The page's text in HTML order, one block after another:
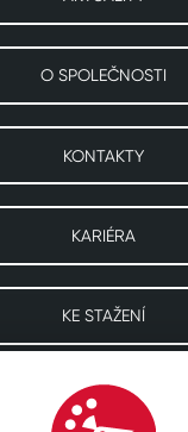
O SPOLEČNOSTI
KONTAKTY
KARIÉRA
KE STAŽENÍ
Navštivte naše pobočky